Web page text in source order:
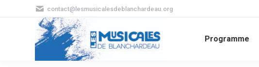
contact@lesmusicalesdeblanchardeau.org
Programme